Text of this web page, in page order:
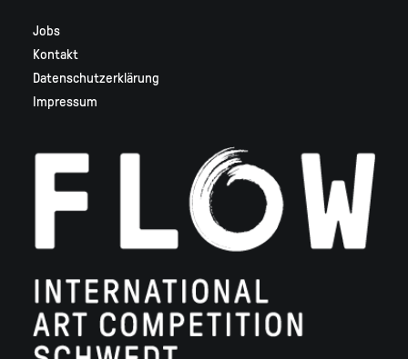
Jobs
Kontakt
Datenschutzerklärung
Impressum